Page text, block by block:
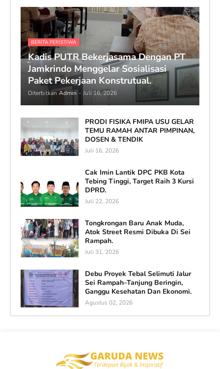
BERITA PERISTIWA
Kadis PUTR Bekerjasama Dengan PT
Jamkrindo Menggelar Sosialisasi
Paket Pekerjaan Konstrutual.
Diterbitkan Admin - Juli 16, 2026
PRODI FISIKA FMIPA USU GELAR
TEMU RAMAH ANTAR PIMPINAN,
DOSEN & TENDIK
Juli 16, 2026
Cak Imin Lantik DPC PKB Kota
Tebing Tinggi, Target Raih 3 Kursi
DPRD.
Juli 22, 2026
Tongkrongan Baru Anak Muda,
Atok Street Resmi Dibuka Di Sei
Rampah.
Juli 31, 2026
Debu Proyek Tebal Selimuti Jalur
Sei Rampah–Tanjung Beringin,
Ganggu Kesehatan Dan Ekonomi.
Agustus 02, 2026